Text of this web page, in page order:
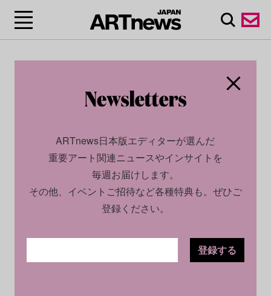
2026.05.25
ARTnews日本版エディターが選んだ
重要アート関連ニュースやインサイトを
毎週お届けします。
その他、イベントご招待など各種特典も。ぜひご
登録ください。
登録する